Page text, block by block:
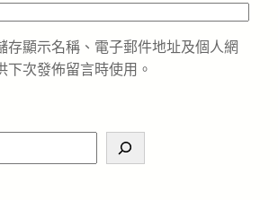
存顯示名稱、電子郵件地址及個人網
下次發佈留言時使用。